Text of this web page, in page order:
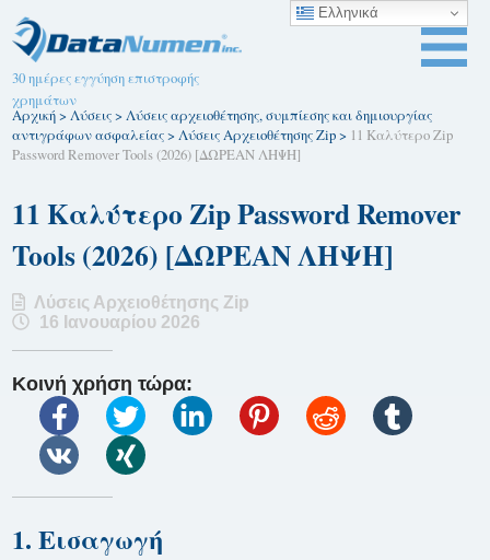
30 ημέρες εγγύηση επιστροφής
χρημάτων
Αρχική>Λύσεις>Λύσεις αρχειοθέτησης, συμπίεσης και δημιουργίας
αντιγράφων ασφαλείας>Λύσεις Αρχειοθέτησης Zip> 11 Καλύτερο Zip
Password Remover Tools (2026) [ΔΩΡΕΑΝ ΛΗΨΗ]
11 Καλύτερο Zip Password Remover
Tools (2026) [ΔΩΡΕΑΝ ΛΗΨΗ]
Λύσεις Αρχειοθέτησης Zip
16 Ιανουαρίου 2026
Κοινή χρήση τώρα:
1. Εισαγωγή
Ελληνικά